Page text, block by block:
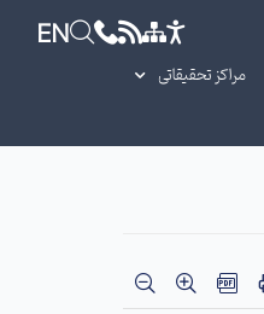
EN
مراکز تحقیقاتی